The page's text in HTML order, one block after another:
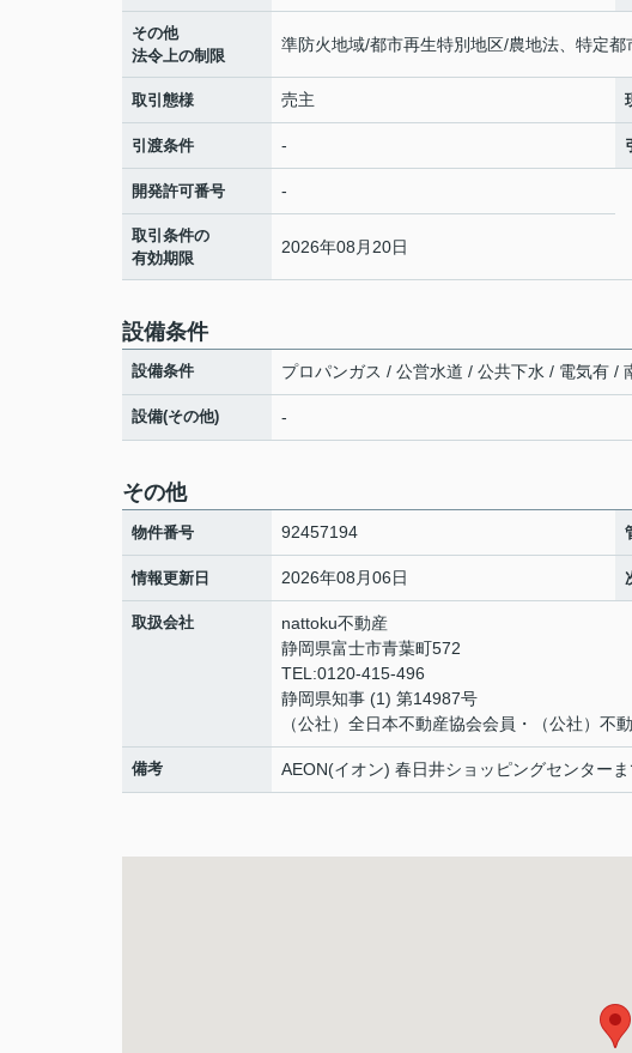
その他
法令上の制限
準防火地域/都市再生特別地区/農地法、特定
取引態様 売主
引渡条件 -
開発許可番号 -
取引条件の
有効期限
2026年08月20日
設備条件
設備条件 プロパンガス / 公営水道 / 公共下水 / 電気有 /
設備(その他) -
その他
物件番号 92457194
情報更新日 2026年08月06日
取扱会社
nattoku不動産
静岡県富士市青葉町572
TEL:0120-415-496
静岡県知事 (1) 第14987号
（公社）全日本不動産協会会員・（公社）不
備考 AEON(イオン) 春日井ショッピングセンター